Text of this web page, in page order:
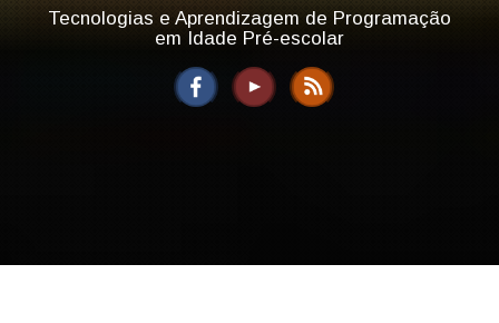
Tecnologias e Aprendizagem de Programação
em Idade Pré-escolar